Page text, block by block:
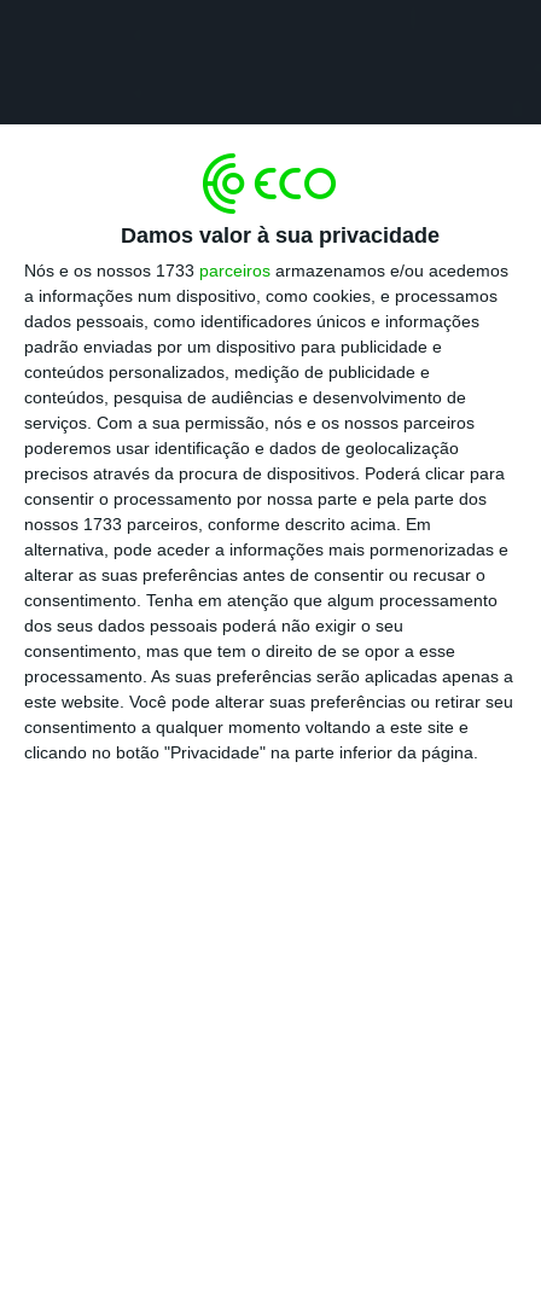
Damos valor à sua privacidade
Nós e os nossos 1733 parceiros armazenamos e/ou acedemos
a informações num dispositivo, como cookies, e processamos
dados pessoais, como identificadores únicos e informações
padrão enviadas por um dispositivo para publicidade e
conteúdos personalizados, medição de publicidade e
conteúdos, pesquisa de audiências e desenvolvimento de
serviços. Com a sua permissão, nós e os nossos parceiros
poderemos usar identificação e dados de geolocalização
precisos através da procura de dispositivos. Poderá clicar para
consentir o processamento por nossa parte e pela parte dos
nossos 1733 parceiros, conforme descrito acima. Em
alternativa, pode aceder a informações mais pormenorizadas e
alterar as suas preferências antes de consentir ou recusar o
consentimento. Tenha em atenção que algum processamento
dos seus dados pessoais poderá não exigir o seu
consentimento, mas que tem o direito de se opor a esse
processamento. As suas preferências serão aplicadas apenas a
este website. Você pode alterar suas preferências ou retirar seu
consentimento a qualquer momento voltando a este site e
clicando no botão "Privacidade" na parte inferior da página.